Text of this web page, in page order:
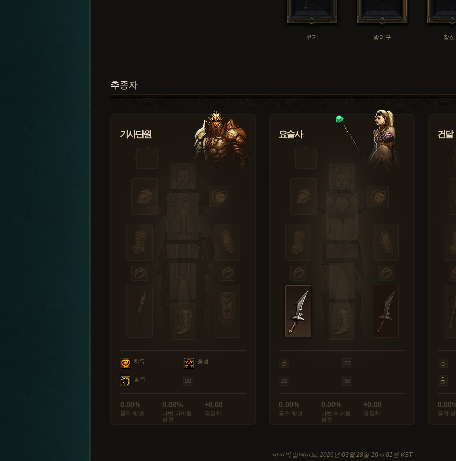
무기 방어구 장
추종자
기사단원
치유 충성
돌격
0.00%
금화 발견
0.00%
마법 아이템
발견
+0.00
경험치
요술사
0.00%
금화 발견
0.00%
마법 아이템
발견
+0.00
경험치
건달
금화
마지막 업데이트: 2026년 03월 28일 10시 01분 KST